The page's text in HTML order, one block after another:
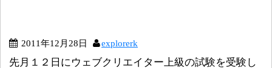
2011年12月28日 explorerk
先月１２日にウェブクリエイター上級の試験を受験し